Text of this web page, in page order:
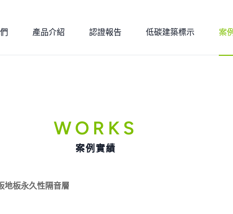
產品介紹 認證報告 低碳建築標示 案
WORKS
案例實績
地板永久性隔音層